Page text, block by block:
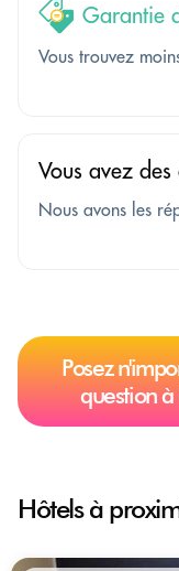
Garantie
Vous trouvez
Vous avez des
Nous avons les
Posez
question à
Hôtels à